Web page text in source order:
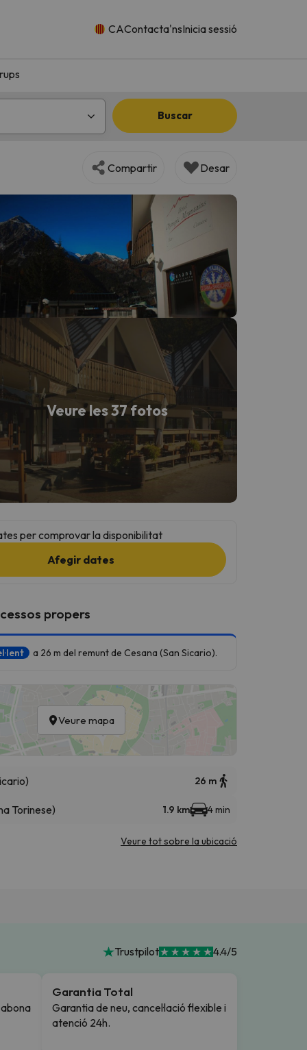
CAContacta'nsInicia sessió
Buscar
Compartir Desar
Veure les 37 fotos
per comprovar la disponibilitat
Afegir dates
propers
a 26 m del remunt de Cesana (San Sicario).
Veure mapa
26 m
Torinese) 1.9 km 4 min
Veure tot sobre la ubicació
Trustpilot 4.4/5
Garantia Total
Garantia de neu, cancel·lació flexible i
atenció 24h.